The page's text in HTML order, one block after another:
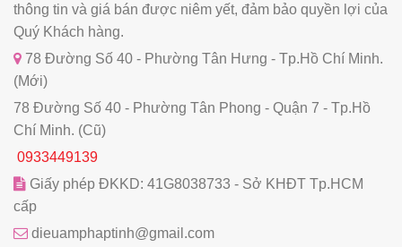
thông tin và giá bán được niêm yết, đảm bảo quyền lợi của
Quý Khách hàng.
78 Đường Số 40 - Phường Tân Hưng - Tp.Hồ Chí Minh.
(Mới)
78 Đường Số 40 - Phường Tân Phong - Quận 7 - Tp.Hồ
Chí Minh. (Cũ)
0933449139
Giấy phép ĐKKD: 41G8038733 - Sở KHĐT Tp.HCM
cấp
dieuamphaptinh@gmail.com